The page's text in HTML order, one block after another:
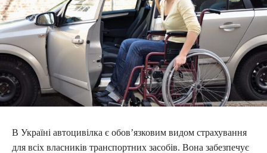
В Україні автоцивілка є обов’язковим видом страхування
для всіх власників транспортних засобів. Вона забезпечує